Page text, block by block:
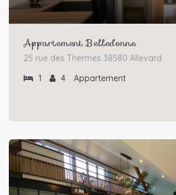
Appartement Belledonne
25 rue des Thermes 38580 Allevard
1
4 Appartement